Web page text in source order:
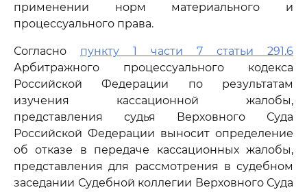
применении норм материального и
процессуального права.
Согласно пункту 1 части 7 статьи 291.6
Арбитражного процессуального кодекса
Российской Федерации по результатам
изучения кассационной жалобы,
представления судья Верховного Суда
Российской Федерации выносит определение
об отказе в передаче кассационных жалобы,
представления для рассмотрения в судебном
заседании Судебной коллегии Верховного Суда